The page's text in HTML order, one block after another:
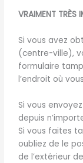
VRAIMENT TRÈS
Si vous avez
(centre-ville),
formulaire
l’endroit où
Si vous
depuis
Si vous faites
oubliez de le
de l’extérieur